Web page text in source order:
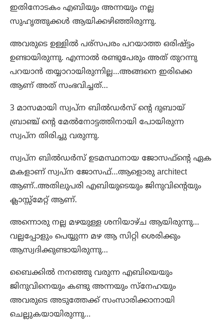
ഇതിനോടകം എബിയും അന്നയും നല്ല
സുഹൃത്തുക്കൾ ആയിക്കഴിഞ്ഞിരുന്നു.
അവരുടെ ഉള്ളിൽ പര്സപരം പറയാത്ത ഒരിഷ്ട്ടം
ഉണ്ടായിരുന്നു. എന്നാൽ രണ്ടുപേരും അത് തുറന്നു
പറയാൻ തയ്യാറായിരുന്നില്ല…അങ്ങനെ ഇരിക്കെ
ആണ്‌ അത് സംഭവിച്ചത്…
3 മാസമായി സ്വപ്ന ബിൽഡർസ് ന്റെ ദുബായ്
ബ്രാഞ്ച് ന്റെ മേൽനോട്ടത്തിനായി പോയിരുന്ന
സ്വപ്‍ന തിരിച്ചു വരുന്നു.
സ്വപ്ന ബിൽഡർസ് ഉടമസ്ഥനായ ജോസഫ്ന്റെ ഏക
മകളാണ് സ്വപ്ന ജോസഫ്…ആളൊരു architect
ആണ്‌..അതിലുപരി എബിയുടെയും ജിനുവിന്റെയും
ക്ലാസ്സ്‌മേറ്റ് ആണ്‌.
അന്നൊരു നല്ല മഴയുള്ള ശനിയാഴ്ച ആയിരുന്നു…
വല്ലപ്പോളും പെയ്യുന്ന മഴ ആ സിറ്റി ശെരിക്കും
ആസ്വദിക്കുണ്ടായിരുന്നു…
ബൈക്കിൽ നനഞ്ഞു വരുന്ന എബിയെയും
ജിനുവിനെയും കണ്ടു അന്നയും സ്നേഹയും
അവരുടെ അടുത്തേക്ക് സംസാരിക്കാനായി
ചെല്ലുകയായിരുന്നു…